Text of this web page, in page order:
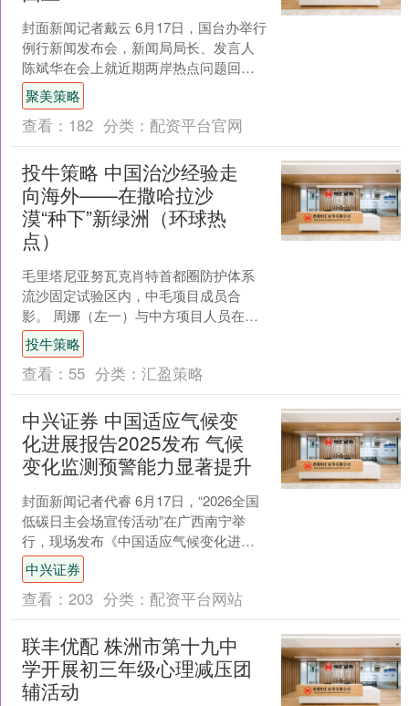
封面新闻记者戴云 6月17日，国台办举行
例行新闻发布会，新闻局局长、发言人
陈斌华在会上就近期两岸热点问题回答
记者提问。 国台办新闻局局长、发言人
陈斌华。封面新闻....
聚美策略
查看： 182 分类： 配资平台官网
投牛策略 中国治沙经验走
向海外——在撒哈拉沙
漠“种下”新绿洲（环球热
点）
毛里塔尼亚努瓦克肖特首都圈防护体系
流沙固定试验区内，中毛项目成员合
影。 周娜（左一）与中方项目人员在园
区中考察植物生长情况。 毛里塔尼亚员
工在项目园区安装智能灌....
投牛策略
查看： 55 分类： 汇盈策略
中兴证券 中国适应气候变
化进展报告2025发布 气候
变化监测预警能力显著提升
封面新闻记者代睿 6月17日，“2026全国
低碳日主会场宣传活动”在广西南宁举
行，现场发布《中国适应气候变化进展
报告2025》。报告显示，截至目前，中
国已基本形....
中兴证券
查看： 203 分类： 配资平台网站
联丰优配 株洲市第十九中
学开展初三年级心理减压团
辅活动